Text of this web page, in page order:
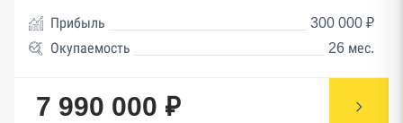
Прибыль
300 000 ₽
Окупаемость
26 мес.
7 990 000 ₽